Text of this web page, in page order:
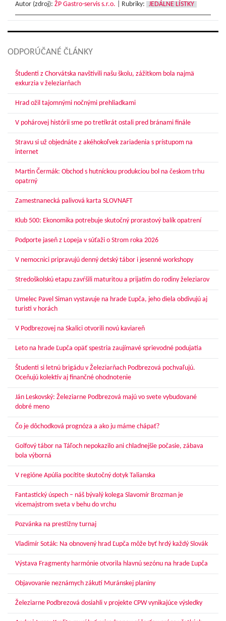
Autor (zdroj): ŽP Gastro-servis s.r.o. Rubriky: JEDÁLNE LÍSTKY
ODPORÚČANÉ ČLÁNKY
Študenti z Chorvátska navštívili našu školu, zážitkom bola najmä
exkurzia v železiarňach
Hrad ožil tajomnými nočnými prehliadkami
V pohárovej histórii sme po tretíkrát ostali pred bránami finále
Stravu si už objednáte z akéhokoľvek zariadenia s prístupom na
internet
Martin Čermák: Obchod s hutníckou produkciou bol na českom trhu
opatrný
Zamestnanecká palivová karta SLOVNAFT
Klub 500: Ekonomika potrebuje skutočný prorastový balík opatrení
Podporte jaseň z Lopeja v súťaži o Strom roka 2026
V nemocnici pripravujú denný detský tábor i jesenné workshopy
Stredoškolskú etapu zavŕšili maturitou a prijatím do rodiny železiarov
Umelec Pavel Siman vystavuje na hrade Ľupča, jeho diela obdivujú aj
turisti v horách
V Podbrezovej na Skalici otvorili novú kaviareň
Leto na hrade Ľupča opäť spestria zaujímavé sprievodné podujatia
Študenti si letnú brigádu v Železiarňach Podbrezová pochvaľujú.
Oceňujú kolektív aj finančné ohodnotenie
Ján Leskovský: Železiarne Podbrezová majú vo svete vybudované
dobré meno
Čo je dôchodková prognóza a ako ju máme chápať?
Golfový tábor na Táľoch nepokazilo ani chladnejšie počasie, zábava
bola výborná
V regióne Apúlia pocítite skutočný dotyk Talianska
Fantastický úspech – náš bývalý kolega Slavomír Brozman je
vicemajstrom sveta v behu do vrchu
Pozvánka na prestížny turnaj
Vladimír Soták: Na obnovený hrad Ľupča môže byť hrdý každý Slovák
Výstava Fragmenty harmónie otvorila hlavnú sezónu na hrade Ľupča
Objavovanie neznámych zákutí Muránskej planiny
Železiarne Podbrezová dosiahli v projekte CPW vynikajúce výsledky